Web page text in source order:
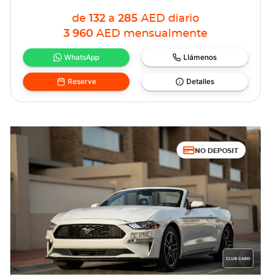
de 132 a 285 AED diario
3 960 AED mensualmente
WhatsApp Llámenos
Reserve Detalles
NO DEPOSIT